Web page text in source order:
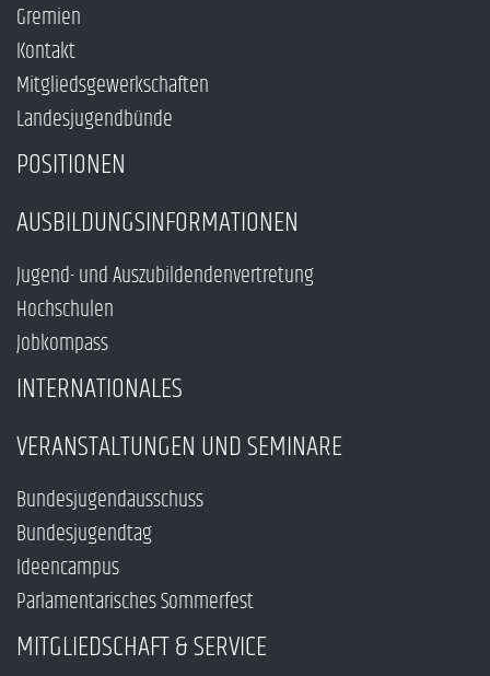
Gremien
Kontakt
Mitgliedsgewerkschaften
Landesjugendbünde
POSITIONEN
AUSBILDUNGSINFORMATIONEN
Jugend- und Auszubildendenvertretung
Hochschulen
Jobkompass
INTERNATIONALES
VERANSTALTUNGEN UND SEMINARE
Bundesjugendausschuss
Bundesjugendtag
Ideencampus
Parlamentarisches Sommerfest
MITGLIEDSCHAFT & SERVICE